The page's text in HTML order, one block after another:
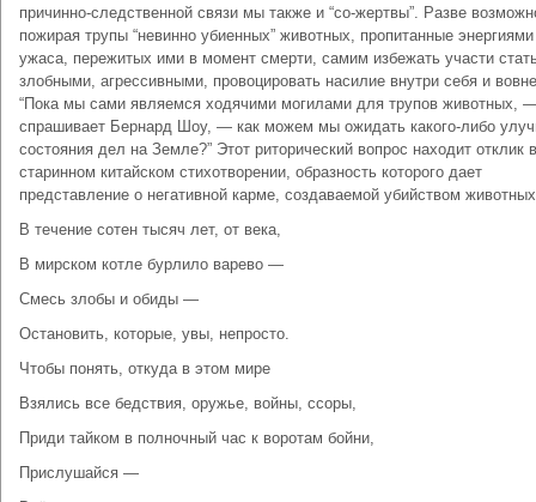
причинно-следственной связи мы также и “со-жертвы”. Разве
пожирая трупы “невинно убиенных” животных, пропитанные
ужаса, пережитых ими в момент смерти, самим избежать участи
злобными, агрессивными, провоцировать насилие внутри себя и
“Пока мы сами являемся ходячими могилами для трупов животных,
спрашивает Бернард Шоу, — как можем мы ожидать какого-либо
состояния дел на Земле?” Этот риторический вопрос находит отклик в
старинном китайском стихотворении, образность которого дает
представление о негативной карме, создаваемой убийством
В течение сотен тысяч лет, от века,
В мирском котле бурлило варево —
Смесь злобы и обиды —
Остановить, которые, увы, непросто.
Чтобы понять, откуда в этом мире
Взялись все бедствия, оружье, войны, ссоры,
Приди тайком в полночный час к воротам бойни,
Прислушайся —